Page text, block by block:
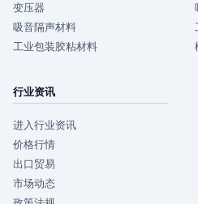
变压器
吸音隔声材料
工业包装胶粘材料
行业资讯
进入行业资讯
价格行情
出口贸易
市场动态